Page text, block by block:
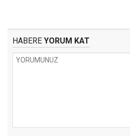
HABERE YORUM KAT